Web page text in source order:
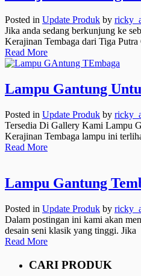
Posted in Update Produk by
Jika anda sedang berkunjung ke
Kerajinan Tembaga dari Tiga
Read More
Lampu Gantung
Posted in Update Produk by
Tersedia Di Gallery Kami Lampu
Kerajinan Tembaga lampu ini
Read More
Lampu Gantung
Posted in Update Produk by
Dalam postingan ini kami akan
desain seni klasik yang tinggi. Jika
Read More
CARI PRODUK